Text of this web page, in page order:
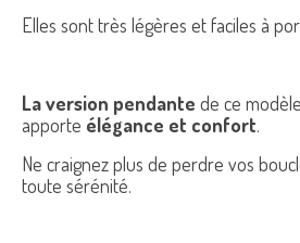
Elles sont très légères et faciles à
La version pendante de ce
apporte élégance et confort.
Ne craignez plus de perdre vos
toute sérénité.